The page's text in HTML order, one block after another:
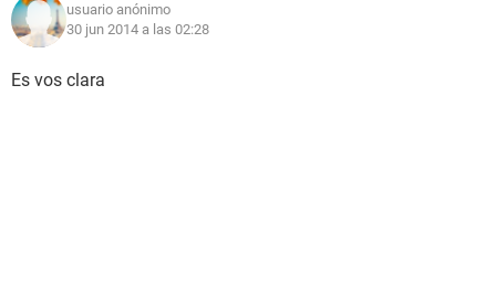
usuario anónimo
30 jun 2014 a las 02:28
Es vos clara